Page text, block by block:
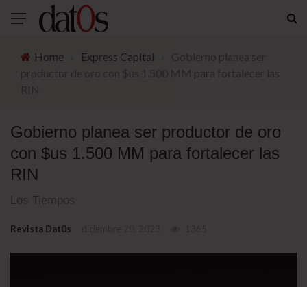
Home Express Capital
Gobierno planea ser productor de oro
con $us 1.500 MM para fortalecer las
RIN
Los Tiempos
Revista Dat0s